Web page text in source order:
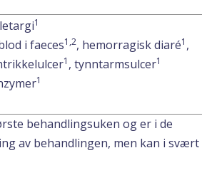
1
i faeces1,2, hemorragisk diaré1 ,
1 , tynntarmsulcer1
1
behandlingsuken og er i de
av behandlingen, men kan i svært